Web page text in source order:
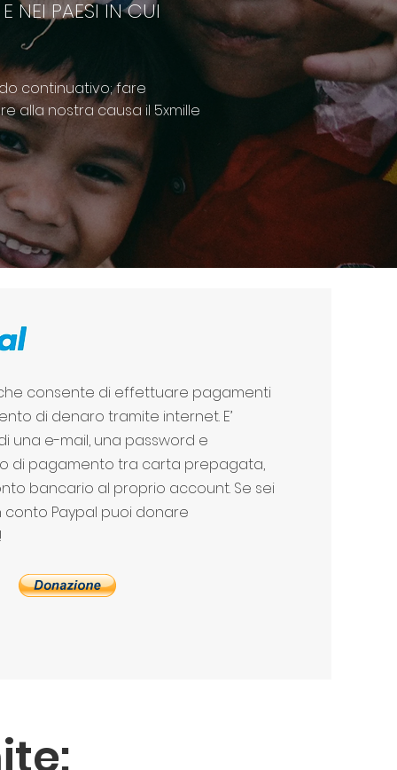
NEI PAESI IN CUI
continuativo; fare
alla nostra causa il 5xmille
consente di effettuare pagamenti
di denaro tramite internet. E’
una e-mail, una password e
di pagamento tra carta prepagata,
bancario al proprio account. Se sei
conto Paypal puoi donare